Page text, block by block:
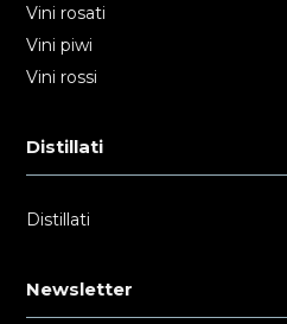
Vini rosati
Vini piwi
Vini rossi
Distillati
Distillati
Newsletter